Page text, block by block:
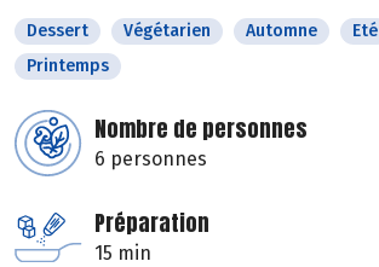
Dessert Végétarien Automne Eté
Printemps
Nombre de personnes
6 personnes
Préparation
15 min